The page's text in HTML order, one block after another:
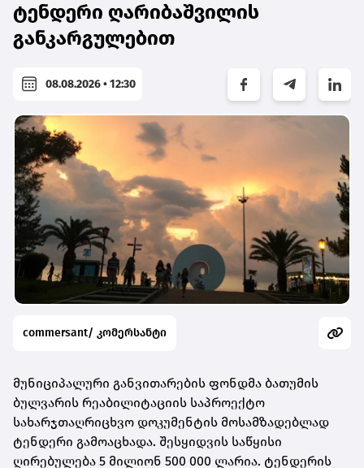
ტენდერი ღარიბაშვილის
განკარგულებით
08.08.2026 • 12:30
commersant/ კომერსანტი
მუნიციპალური განვითარების ფონდმა ბათუმის
ბულვარის რეაბილიტაციის საპროექტო
სახარჯთაღრიცხვო დოკუმენტის მოსამზადებლად
ტენდერი გამოაცხადა. შესყიდვის საწყისი
ღირებულება 5 მილიონ 500 000 ლარია. ტენდერის